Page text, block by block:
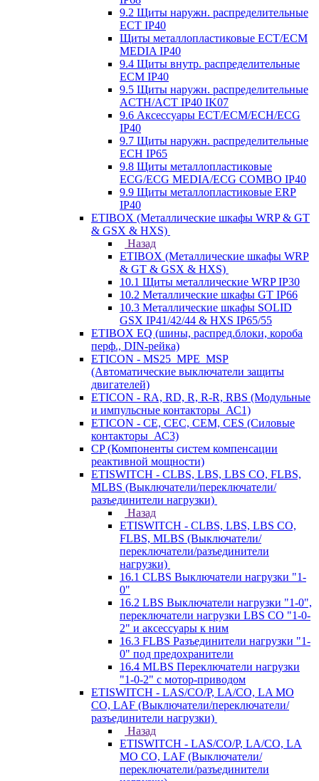
9.2 Щиты наружн. распределительные
ECT IP40
Щиты металлопластиковые ECT/ECM
MEDIA IP40
9.4 Щиты внутр. распределительные
ECМ IP40
9.5 Щиты наружн. распределительные
ACTH/ACT IP40 IK07
9.6 Аксессуары ECT/ECM/ECH/ECG
IP40
9.7 Щиты наружн. распределительные
ECH IP65
9.8 Щиты металлопластиковые
ECG/ECG MEDIA/ECG COMBO IP40
9.9 Щиты металлопластиковые ERP
IP40
ETIBOX (Металлические шкафы WRP & GT
& GSX & HXS)
Назад
ETIBOX (Металлические шкафы WRP
& GT & GSX & HXS)
10.1 Щиты металлические WRP IP30
10.2 Металлические шкафы GT IP66
10.3 Металлические шкафы SOLID
GSX IP41/42/44 & HXS IP65/55
ETIBOX EQ (шины, распред.блоки, короба
перф., DIN-рейка)
ETICON - MS25_MPE_MSP
(Автоматические выключатели защиты
двигателей)
ETICON - RA, RD, R, R-R, RBS (Модульные
и импульсные контакторы_АС1)
ETICON - CE, CEC, CEM, CES (Силовые
контакторы_АС3)
CP (Компоненты систем компенсации
реактивной мощности)
ETISWITCH - CLBS, LBS, LBS CO, FLBS,
MLBS (Выключатели/переключатели/
разъединители нагрузки)
Назад
ETISWITCH - CLBS, LBS, LBS CO,
FLBS, MLBS (Выключатели/
переключатели/разъединители
нагрузки)
16.1 CLBS Выключатели нагрузки "1-
0"
16.2 LBS Выключатели нагрузки "1-0",
переключатели нагрузки LBS CO "1-0-
2" и аксессуары к ним
16.3 FLBS Разъединители нагрузки "1-
0" под предохранители
16.4 MLBS Переключатели нагрузки
"1-0-2" с мотор-приводом
ETISWITCH - LAS/CO/P, LA/CO, LA MO
CO, LAF (Выключатели/переключатели/
разъединители нагрузки)
Назад
ETISWITCH - LAS/CO/P, LA/CO, LA
MO CO, LAF (Выключатели/
переключатели/разъединители